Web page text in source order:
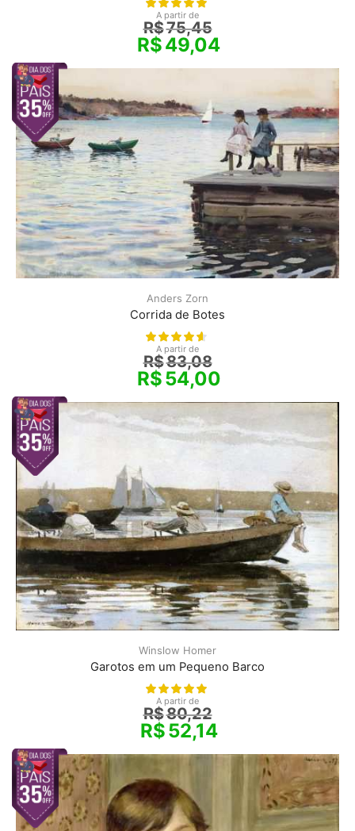
A partir de
R$75,45
R$49,04
Anders Zorn
Corrida de Botes
A partir de
R$83,08
R$54,00
Winslow Homer
Garotos em um Pequeno Barco
A partir de
R$80,22
R$52,14